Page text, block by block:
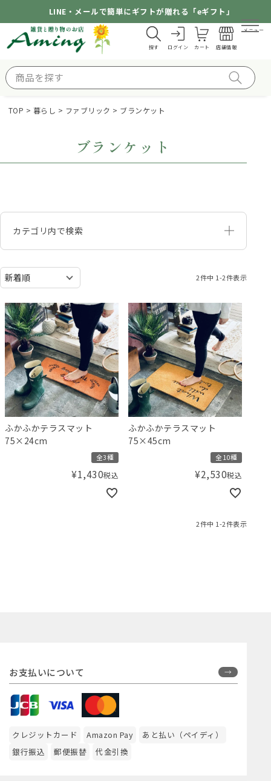
LINE・メールで簡単にギフトが贈れる「eギフト」
探す ログイン カート 店舗情報
メニュー
TOP 暮らし ファブリック ブランケット
ブランケット
カテゴリ内で検索
2件中 1-2件表示
ふかふかテラスマット
75×24cm
全3種
¥1,430税込
ふかふかテラスマット
75×45cm
全10種
¥2,530税込
2件中 1-2件表示
お支払いについて
クレジットカード Amazon Pay
あと払い（ペイディ）
銀行振込
郵便振替 代金引換